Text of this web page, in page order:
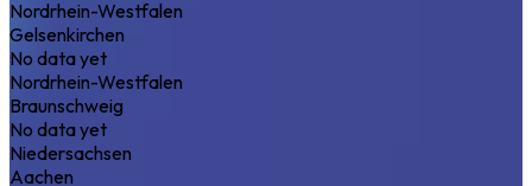
Nordrhein-Westfalen
Gelsenkirchen
No data yet
Nordrhein-Westfalen
Braunschweig
No data yet
Niedersachsen
Aachen